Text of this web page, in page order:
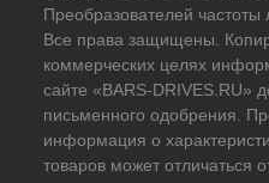
Преобразователей
Все права защищены.
коммерческих целях
сайте «BARS-DRIVES.RU»
письменного одобрения.
информация о
товаров может отличаться